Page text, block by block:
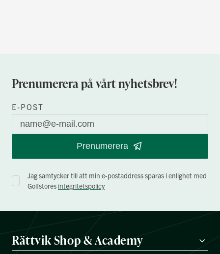
Prenumerera på vårt nyhetsbrev!
E-POST
Prenumerera
Jag samtycker till att min e-postaddress sparas i enlighet med
Golfstores integritetspolicy
Rättvik Shop & Academy